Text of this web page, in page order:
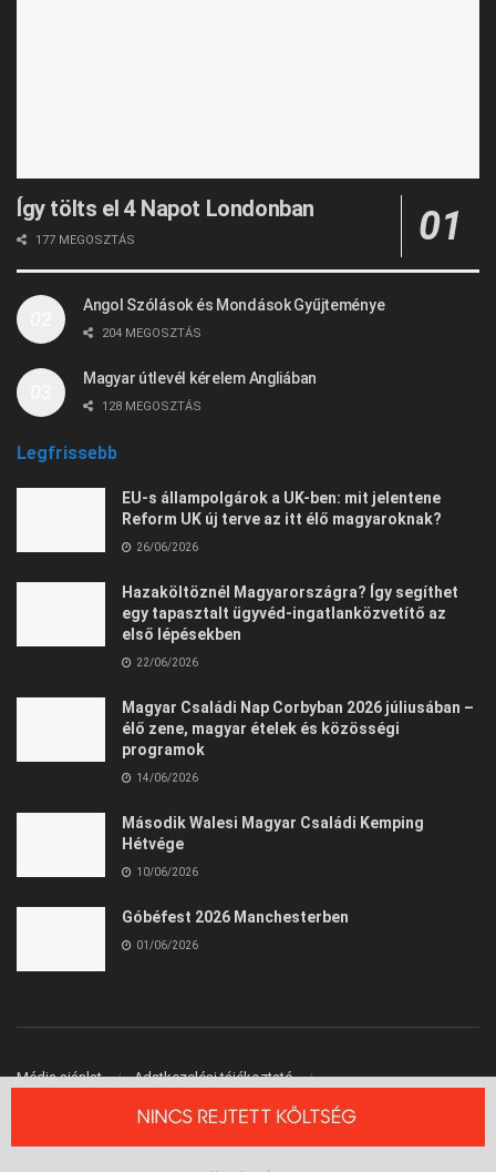
Így tölts el 4 Napot Londonban
177 MEGOSZTÁS
Angol Szólások és Mondások Gyűjteménye
204 MEGOSZTÁS
Magyar útlevél kérelem Angliában
128 MEGOSZTÁS
Legfrissebb
EU-s állampolgárok a UK-ben: mit jelentene
Reform UK új terve az itt élő magyaroknak?
26/06/2026
Hazaköltöznél Magyarországra? Így segíthet
egy tapasztalt ügyvéd-ingatlanközvetítő az
első lépésekben
22/06/2026
Magyar Családi Nap Corbyban 2026 júliusában –
élő zene, magyar ételek és közösségi
programok
14/06/2026
Második Walesi Magyar Családi Kemping
Hétvége
10/06/2026
Góbéfest 2026 Manchesterben
01/06/2026
Média ajánlat
Adatkezelési tájékoztató
© 2026 Angliai Kisokos™ - Angliai Magyarok Oldala